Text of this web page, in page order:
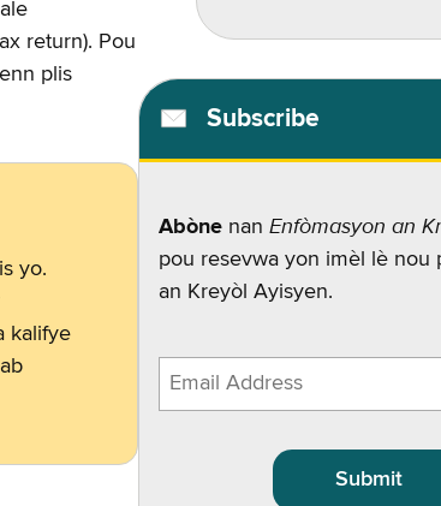
return). Pou
plis
yo.
kalifye
Subscribe
Abòne nan Enfòmasyon an
pou resevwa yon imèl lè nou
an Kreyòl Ayisyen.
Enter
email
address